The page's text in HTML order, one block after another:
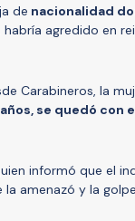
de nacionalidad
agredido en
Carabineros, la
se quedó con
informó que el
amenazó y la